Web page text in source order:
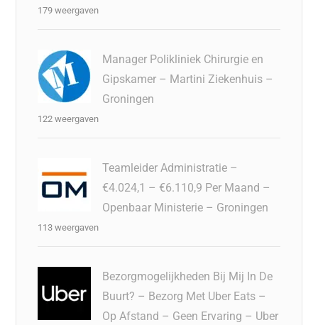
179 weergaven
Manager Polikliniek Chirurgie en
Gipskamer – Martini Ziekenhuis –
Groningen
122 weergaven
Teamleider Administratie –
€4.024,1 – €6.110,9 Per Maand –
Openbaar Ministerie – Groningen
113 weergaven
Bezorgmogelijkheden Bij Mij In De
Buurt? – Bezorg Met Uber Eats –
Op Afstand – Geen Ervaring – Uber